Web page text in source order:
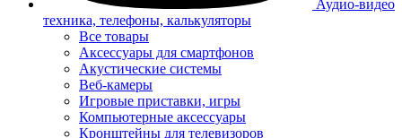
Аудио-видео
техника, телефоны, калькуляторы
Все товары
Аксессуары для смартфонов
Акустические системы
Веб-камеры
Игровые приставки, игры
Компьютерные аксессуары
Кронштейны для телевизоров